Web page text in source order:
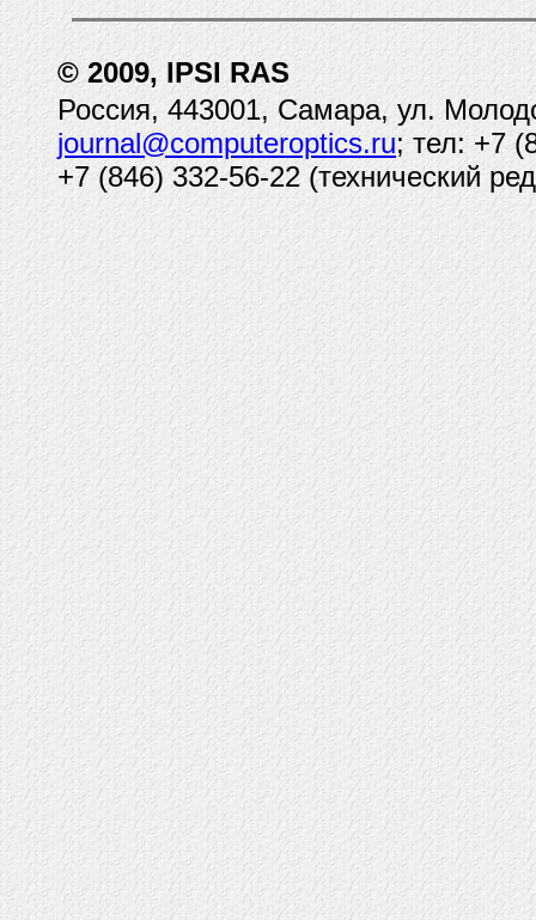
© 2009, IPSI RAS
Россия, 443001, Самара, ул.
journal@computeroptics.ru; тел: +7
+7 (846) 332-56-22 (технический